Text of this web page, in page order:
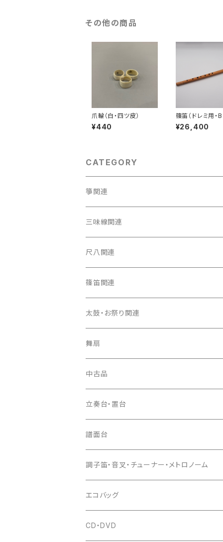
その他の商品
爪輪（白・四ツ皮）
¥440
篠笛（ドレミ用・
６本調子）
¥26,400
CATEGORY
箏関連
箏（本体）
箏カバー
箏袋
口前袋・尾布
爪・爪輪
爪入
爪駒入
猫足入
爪ばさみ
箏柱
柱入
三味線関連
三味線（本体）
三味線ケース
長トランク・三ツ折トランク
ソフトケース
雨用カバー
長袋・三ツ組袋・胴袋
胴掛
根緒
糸
(丸三) 寿糸
はつね糸
駒
地唄駒
長唄駒
糸駒入
爪駒入
尺八関連
尺八（本体）
尺八袋
歌口キャップ
つゆ切り
篠笛関連
篠笛（本体）
お祭り用６穴
お祭り用７穴
篠笛袋
太鼓・お祭り関連
太鼓（本体）
太鼓撥
手拍子（チャンチャン）
当り鉦
シュモク（当り鉦バチ）
舞扇
中古品
箏（本体）
三味線（本体）
立奏台・置台
譜面台
座奏用譜面台
立奏用譜面台
調子笛・音叉・チューナー・メトロノーム
調子笛・音叉
チューナー・メトロノーム
エコバッグ
CD・DVD